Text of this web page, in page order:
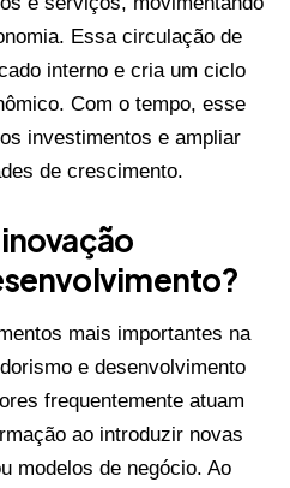
Essa circulação de
interno e cria um ciclo
Com o tempo, esse
investimentos e ampliar
de crescimento.
mais importantes na
e desenvolvimento
frequentemente atuam
ao introduzir novas
modelos de negócio. Ao